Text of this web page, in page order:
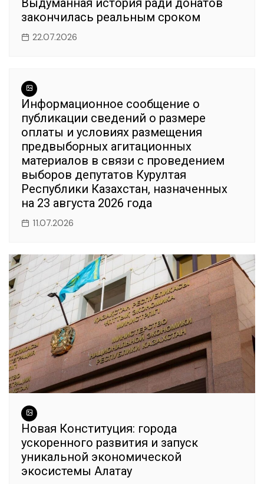
закончилась реальным сроком
22.07.2026
Информационное сообщение о
публикации сведений о размере
оплаты и условиях размещения
предвыборных агитационных
материалов в связи с проведением
выборов депутатов Курултая
Республики Казахстан, назначенных
на 23 августа 2026 года
11.07.2026
Новая Конституция: города
ускоренного развития и запуск
уникальной экономической
экосистемы Алатау